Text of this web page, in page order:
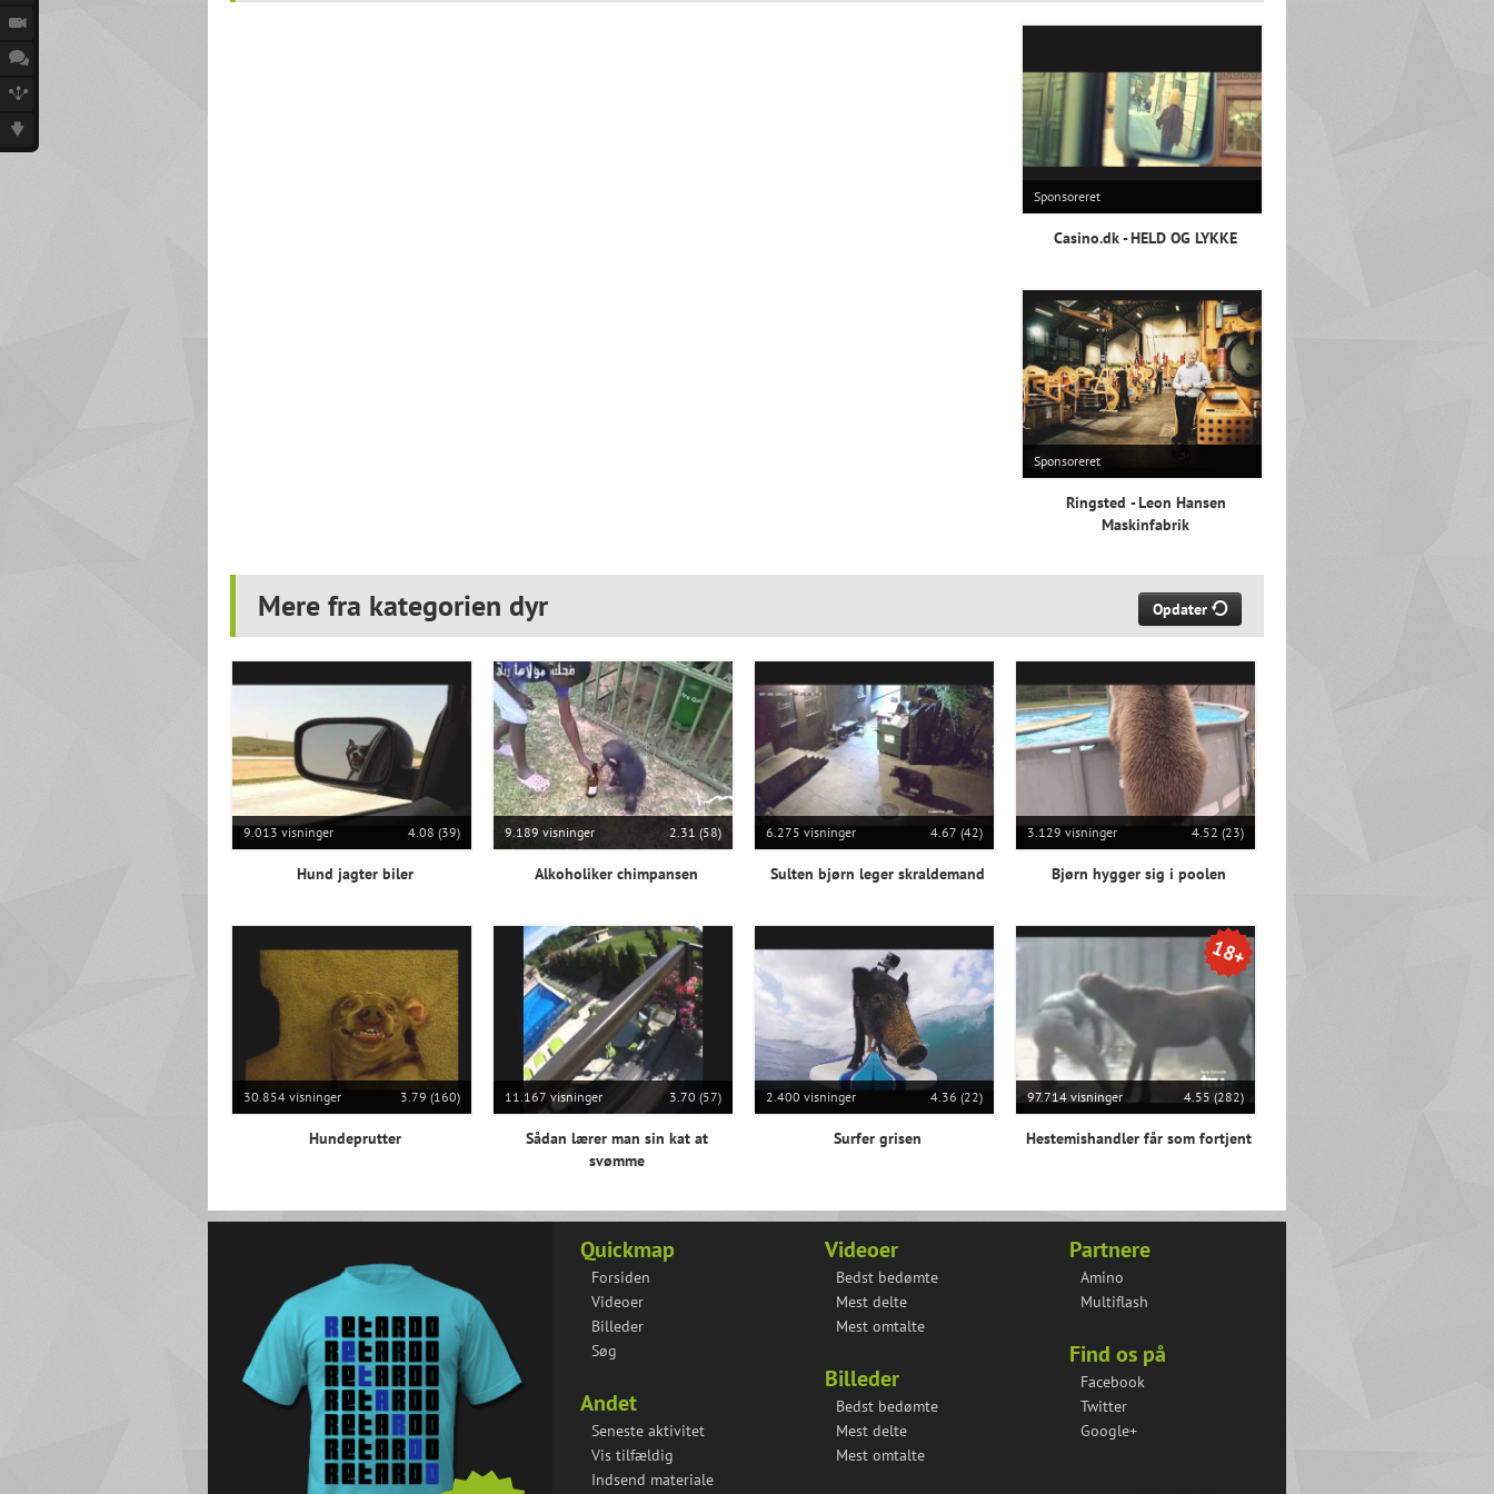
Sponsoreret
Casino.dk - HELD OG LYKKE
Sponsoreret
Ringsted - Leon Hansen
Maskinfabrik
Mere fra kategorien dyr Opdater
9.013 visninger 4.08 (39)
Hund jagter biler
9.189 visninger 2.31 (58)
Alkoholiker chimpansen
6.275 visninger 4.67 (42)
Sulten bjørn leger skraldemand
3.129 visninger 4.52 (23)
Bjørn hygger sig i poolen
30.854 visninger 3.79 (160)
Hundeprutter
11.167 visninger 3.70 (57)
Sådan lærer man sin kat at
svømme
2.400 visninger 4.36 (22)
Surfer grisen
18+
97.714 visninger 4.55 (282)
Hestemishandler får som fortjent
Partnere
Amino
Multiflash
Find os på
Facebook
Twitter
Google+
Videoer
Bedst bedømte
Mest delte
Mest omtalte
Billeder
Bedst bedømte
Mest delte
Mest omtalte
Quickmap
Forsiden
Videoer
Billeder
Søg
Andet
Seneste aktivitet
Vis tilfældig
Indsend materiale